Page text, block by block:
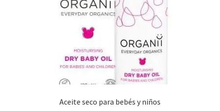
Aceite seco para bebés y niños